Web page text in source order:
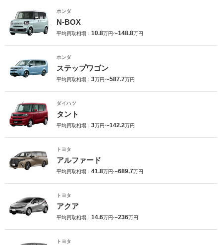
ホンダ
N-BOX
平均買取相場： 10.8万円〜148.8万円
ホンダ
ステップワゴン
平均買取相場： 3万円〜587.7万円
ダイハツ
タント
平均買取相場： 3万円〜142.2万円
トヨタ
アルファード
平均買取相場： 41.8万円〜689.7万円
トヨタ
アクア
平均買取相場： 14.6万円〜236万円
トヨタ